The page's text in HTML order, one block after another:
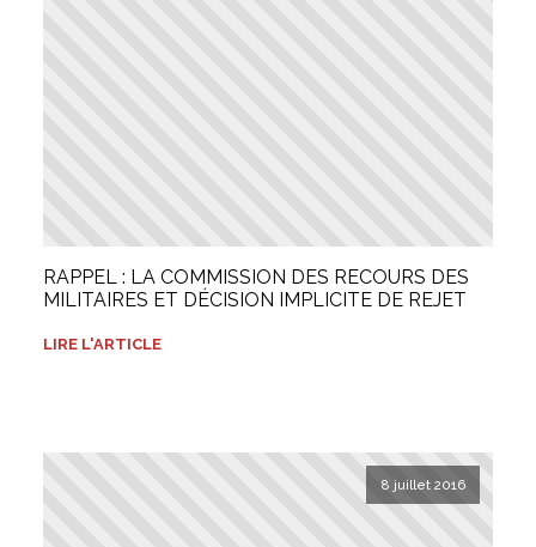
RAPPEL : LA COMMISSION DES RECOURS DES
MILITAIRES ET DÉCISION IMPLICITE DE REJET
LIRE L'ARTICLE
8 juillet 2016